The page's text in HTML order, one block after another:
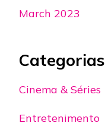
March 2023
Categorias
Cinema & Séries
Entretenimento